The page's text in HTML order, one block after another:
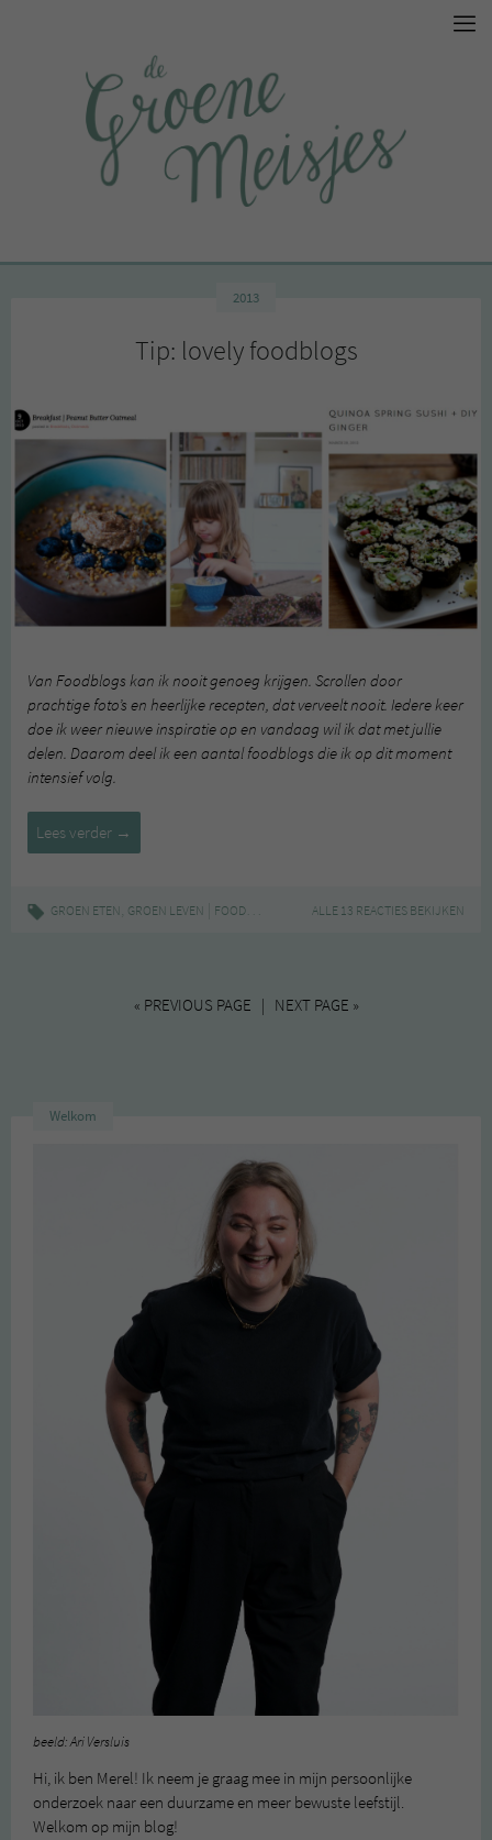
2013
Tip: lovely foodblogs
Van Foodblogs kan ik nooit genoeg krijgen. Scrollen door
prachtige foto’s en heerlijke recepten, dat verveelt nooit. Iedere keer
doe ik weer nieuwe inspiratie op en vandaag wil ik dat met jullie
delen. Daarom deel ik een aantal foodblogs die ik op dit moment
intensief volg.
Lees verder Tip:
lovely
→
GROEN ETEN, GROEN LEVEN FOODBLOGS GEZOND,MY NEW ROOTS,OH DEAR
ALLE 13 REACTIES BEKIJKEN
« PREVIOUS PAGE | NEXT PAGE »
Welkom
beeld: Ari Versluis
Hi, ik ben Merel! Ik neem je graag mee in mijn persoonlijke
onderzoek naar een duurzame en meer bewuste leefstijl.
Welkom op mijn blog!